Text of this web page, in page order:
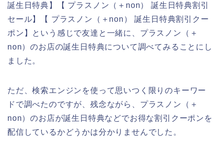
誕生日特典】【 プラスノン（＋non） 誕生日特典割引
セール】【 プラスノン（＋non） 誕生日特典割引クー
ポン】という感じで友達と一緒に、プラスノン（＋
non）のお店の誕生日特典について調べてみることにし
ました。
ただ、検索エンジンを使って思いつく限りのキーワー
ドで調べたのですが、残念ながら、プラスノン（＋
non）のお店が誕生日特典などでお得な割引クーポンを
配信しているかどうかは分かりませんでした。